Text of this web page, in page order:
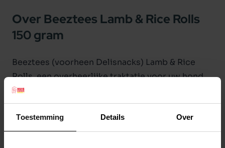
Toestemming Details Over
Over Beeztees Lamb & Rice Rolls
150 gram
Beeztees (voorheen Delisnacks) Lamb & Rice
Rolls, een overheerlijke traktatie voor uw hond.
Beeztees Lam en Rijst rolletjes zijn zacht en
daardoor makkelijk op te delen als beloning. Een
zakje Beeztees Lam en Rijst rollen is 150 gram,
met een lengte van ongeveer 10 cm en een